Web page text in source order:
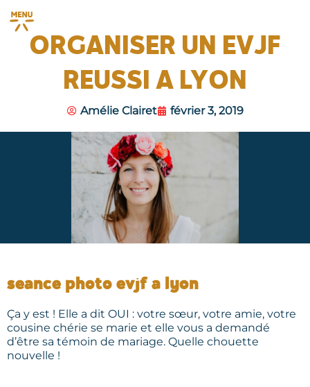
ORGANISER UN EVJF
REUSSI A LYON
Amélie Clairet février 3, 2019
seance photo evjf a lyon
Ça y est ! Elle a dit OUI : votre sœur, votre amie, votre
cousine chérie se marie et elle vous a demandé
d’être sa témoin de mariage. Quelle chouette
nouvelle !